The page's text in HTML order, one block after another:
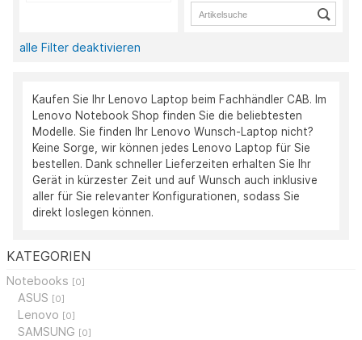
KATEGORIEN
Notebooks [0]
ASUS [0]
Lenovo [0]
SAMSUNG [0]
alle Filter deaktivieren
Kaufen Sie Ihr Lenovo Laptop beim Fachhändler CAB. Im
Lenovo Notebook Shop finden Sie die beliebtesten
Modelle. Sie finden Ihr Lenovo Wunsch-Laptop nicht?
Keine Sorge, wir können jedes Lenovo Laptop für Sie
bestellen. Dank schneller Lieferzeiten erhalten Sie Ihr
Gerät in kürzester Zeit und auf Wunsch auch inklusive
aller für Sie relevanter Konfigurationen, sodass Sie
direkt loslegen können.